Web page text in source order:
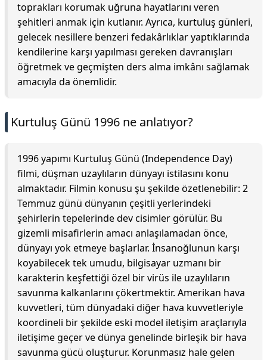
toprakları korumak uğruna hayatlarını veren
şehitleri anmak için kutlanır. Ayrıca, kurtuluş günleri,
gelecek nesillere benzeri fedakârlıklar yaptıklarında
kendilerine karşı yapılması gereken davranışları
öğretmek ve geçmişten ders alma imkânı sağlamak
amacıyla da önemlidir.
Kurtuluş Günü 1996 ne anlatıyor?
1996 yapımı Kurtuluş Günü (Independence Day)
filmi, düşman uzaylıların dünyayı istilasını konu
almaktadır. Filmin konusu şu şekilde özetlenebilir: 2
Temmuz günü dünyanın çeşitli yerlerindeki
şehirlerin tepelerinde dev cisimler görülür. Bu
gizemli misafirlerin amacı anlaşılamadan önce,
dünyayı yok etmeye başlarlar. İnsanoğlunun karşı
koyabilecek tek umudu, bilgisayar uzmanı bir
karakterin keşfettiği özel bir virüs ile uzaylıların
savunma kalkanlarını çökertmektir. Amerikan hava
kuvvetleri, tüm dünyadaki diğer hava kuvvetleriyle
koordineli bir şekilde eski model iletişim araçlarıyla
iletişime geçer ve dünya genelinde birleşik bir hava
savunma gücü oluşturur. Korunmasız hale gelen